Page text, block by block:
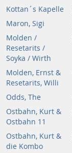
Kottan´s Kapelle
Maron, Sigi
Molden /
Resetarits /
Soyka / Wirth
Molden, Ernst &
Resetarits, Willi
Odds, The
Ostbahn, Kurt &
Ostbahn 11
Ostbahn, Kurt &
die Kombo